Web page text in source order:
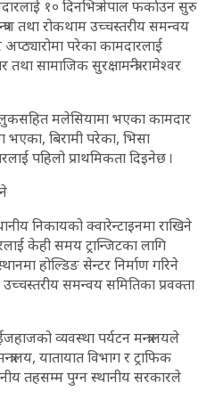
१० दिनभित्र नेपाल फर्काउन सुरु
तथा रोकथाम उच्चस्तरीय समन्वय
परेका कामदारलाई
सामाजिक सुरक्षामन्त्री रामेश्वर
मलेसियामा भएका कामदार
बिरामी परेका, भिसा
पहिलो प्राथमिकता दिइनेछ ।
निकायको क्वारेन्टाइनमा राखिने
केही समय ट्रान्जिटका लागि
होल्डिङ सेन्टर निर्माण गरिने
समन्वय समितिका प्रवक्ता
व्यवस्था पर्यटन मन्त्रालयले
यातायात विभाग र ट्राफिक
तहसम्म पुग्न स्थानीय सरकारले